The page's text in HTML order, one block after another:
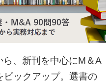
、新刊を中心にM＆A
ックアップ。選書の